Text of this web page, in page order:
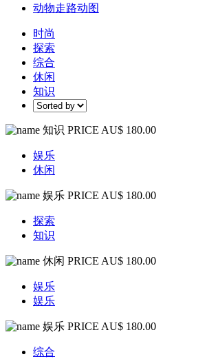
动物走路动图
时尚
探索
综合
休闲
知识
知识 PRICE AU$ 180.00
娱乐
休闲
娱乐 PRICE AU$ 180.00
探索
知识
休闲 PRICE AU$ 180.00
娱乐
娱乐
娱乐 PRICE AU$ 180.00
综合